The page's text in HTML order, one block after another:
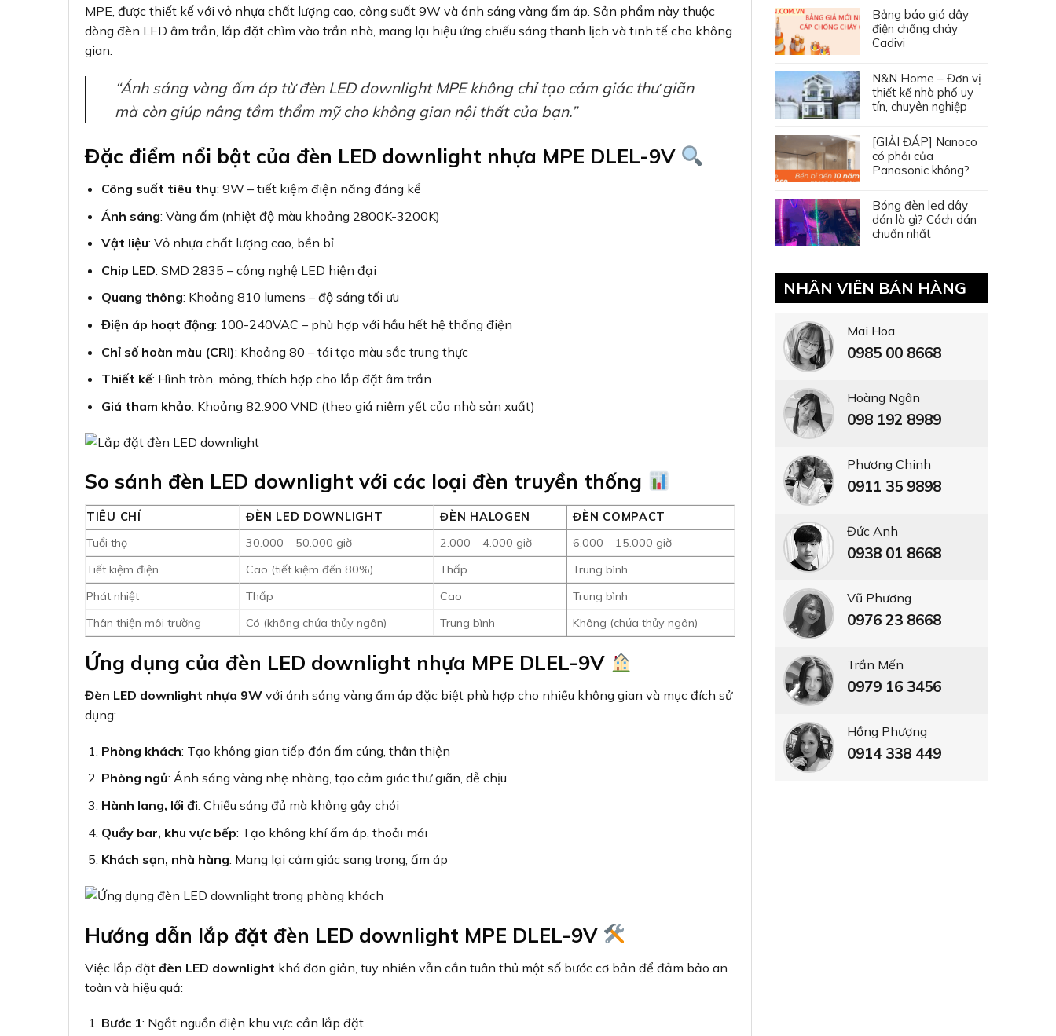
MPE, được thiết kế với vỏ nhựa chất lượng cao, công suất 9W và ánh sáng vàng ấm áp. Sản phẩm này thuộc
dòng đèn LED âm trần, lắp đặt chìm vào trần nhà, mang lại hiệu ứng chiếu sáng thanh lịch và tinh tế cho không
gian.
“Ánh sáng vàng ấm áp từ đèn LED downlight MPE không chỉ tạo cảm giác thư giãn
mà còn giúp nâng tầm thẩm mỹ cho không gian nội thất của bạn.”
Đặc điểm nổi bật của đèn LED downlight nhựa MPE DLEL-9V
Công suất tiêu thụ: 9W – tiết kiệm điện năng đáng kể
Ánh sáng: Vàng ấm (nhiệt độ màu khoảng 2800K-3200K)
Vật liệu: Vỏ nhựa chất lượng cao, bền bỉ
Chip LED: SMD 2835 – công nghệ LED hiện đại
Quang thông: Khoảng 810 lumens – độ sáng tối ưu
Điện áp hoạt động: 100-240VAC – phù hợp với hầu hết hệ thống điện
Chỉ số hoàn màu (CRI): Khoảng 80 – tái tạo màu sắc trung thực
Thiết kế: Hình tròn, mỏng, thích hợp cho lắp đặt âm trần
Giá tham khảo: Khoảng 82.900 VND (theo giá niêm yết của nhà sản xuất)
So sánh đèn LED downlight với các loại đèn truyền thống
TIÊU CHÍ ĐÈN LED DOWNLIGHT ĐÈN HALOGEN
ĐÈN COMPACT
Tuổi thọ
30.000 – 50.000 giờ 2.000 – 4.000 giờ
6.000 – 15.000 giờ
Tiết kiệm điện
Cao (tiết kiệm đến 80%) Thấp
Trung bình
Phát nhiệt
Thấp Cao
Trung bình
Thân thiện môi trường
Có (không chứa thủy ngân) Trung bình Không (chứa thủy ngân)
Ứng dụng của đèn LED downlight nhựa MPE DLEL-9V
Đèn LED downlight nhựa 9W với ánh sáng vàng ấm áp đặc biệt phù hợp cho nhiều không gian và mục đích sử
dụng:
Phòng khách: Tạo không gian tiếp đón ấm cúng, thân thiện
Phòng ngủ: Ánh sáng vàng nhẹ nhàng, tạo cảm giác thư giãn, dễ chịu
Hành lang, lối đi: Chiếu sáng đủ mà không gây chói
Quầy bar, khu vực bếp: Tạo không khí ấm áp, thoải mái
Khách sạn, nhà hàng: Mang lại cảm giác sang trọng, ấm áp
Hướng dẫn lắp đặt đèn LED downlight MPE DLEL-9V
Việc lắp đặt đèn LED downlight khá đơn giản, tuy nhiên vẫn cần tuân thủ một số bước cơ bản để đảm bảo an
toàn và hiệu quả:
Bước 1: Ngắt nguồn điện khu vực cần lắp đặt
Bảng báo giá dây
điện chống cháy
Cadivi
N&N Home – Đơn vị
thiết kế nhà phố uy
tín, chuyên nghiệp
[GIẢI ĐÁP] Nanoco
có phải của
Panasonic không?
Bóng đèn led dây
dán là gì? Cách dán
chuẩn nhất
NHÂN VIÊN BÁN HÀNG
Mai Hoa
0985 00 8668
Hoàng Ngân
098 192 8989
Phương Chinh
0911 35 9898
Đức Anh
0938 01 8668
Vũ Phương
0976 23 8668
Trần Mến
0979 16 3456
Hồng Phượng
0914 338 449